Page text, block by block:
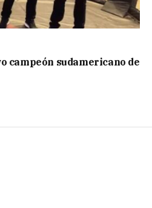
campeón sudamericano de